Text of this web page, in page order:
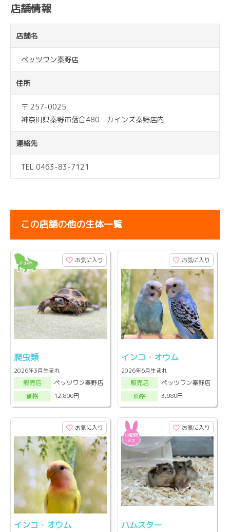
店舗情報
店舗名
ペッツワン秦野店
住所
〒 257-0025
神奈川県秦野市落合480 カインズ秦野店内
連絡先
TEL 0463-83-7121
この店舗の他の生体一覧
お気に入り
爬虫類
2026年3月生まれ
販売店
ペッツワン秦野店
価格
12,800円
お気に入り
インコ・オウム
2026年6月生まれ
販売店
ペッツワン秦野店
価格
3,980円
お気に入り
インコ・オウム
お気に入り
ハムスター